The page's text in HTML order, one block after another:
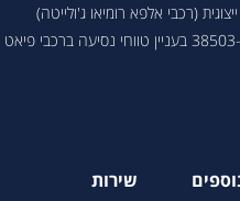
(רכבי אלפא רומיאו ג'ולייטה)
שירות